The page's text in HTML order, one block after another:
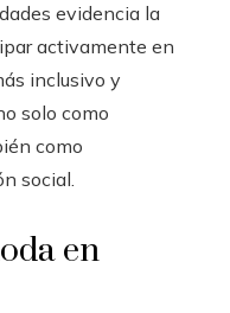
evidencia la
activamente en
inclusivo y
solo como
como
social.
en